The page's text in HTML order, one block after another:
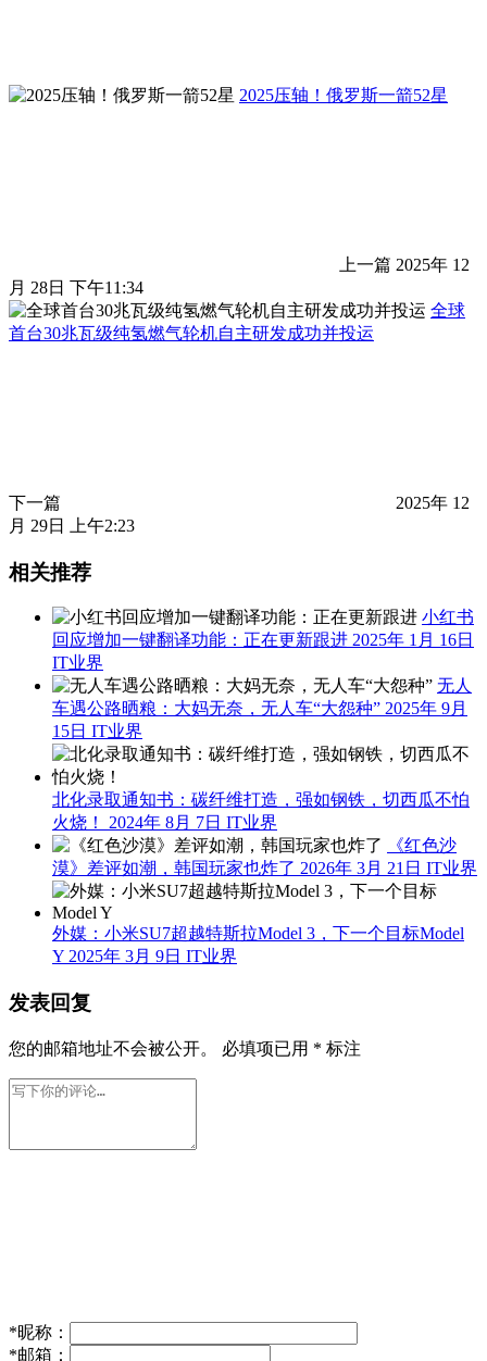
2025压轴！俄罗斯一箭52星
上一篇 2025年 12
月 28日 下午11:34
全球
首台30兆瓦级纯氢燃气轮机自主研发成功并投运
下一篇
2025年 12
月 29日 上午2:23
相关推荐
小红书
回应增加一键翻译功能：正在更新跟进 2025年 1月 16日
IT业界
无人
车遇公路晒粮：大妈无奈，无人车“大怨种” 2025年 9月
15日 IT业界
北化录取通知书：碳纤维打造，强如钢铁，切西瓜不怕
火烧！ 2024年 8月 7日 IT业界
《红色沙
漠》差评如潮，韩国玩家也炸了 2026年 3月 21日 IT业界
外媒：小米SU7超越特斯拉Model 3，下一个目标Model
Y 2025年 3月 9日 IT业界
发表回复
您的邮箱地址不会被公开。 必填项已用 * 标注
*昵称：
*邮箱：